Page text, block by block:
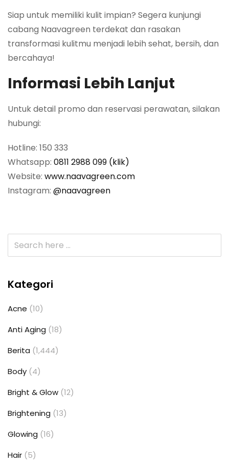
Siap untuk memiliki kulit impian? Segera kunjungi
cabang Naavagreen terdekat dan rasakan
transformasi kulitmu menjadi lebih sehat, bersih, dan
bercahaya!
Informasi Lebih Lanjut
Untuk detail promo dan reservasi perawatan, silakan
hubungi:
Hotline: 150 333
Whatsapp: 0811 2988 099 (klik)
Website: www.naavagreen.com
Instagram: @naavagreen
Kategori
Acne (10)
Anti Aging (18)
Berita (1,444)
Body (4)
Bright & Glow (12)
Brightening (13)
Glowing (16)
Hair (5)